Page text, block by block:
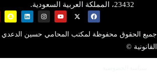
23432، المملكة العربية السعودية.
جميع الحقوق محفوظة لمكتب المحامي حسين الدعدي
القانونية ©